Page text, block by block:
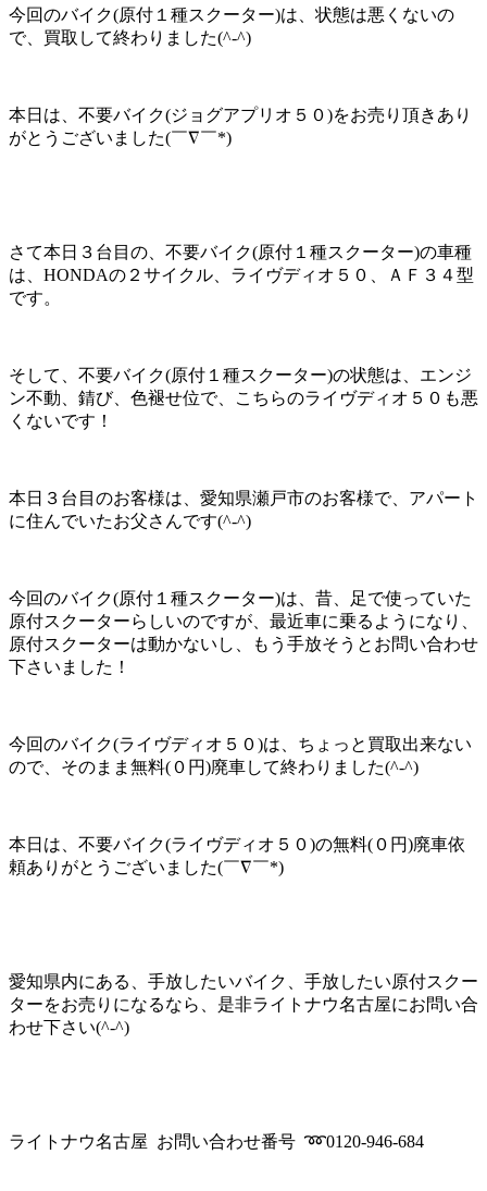
今回のバイク(原付１種スクーター)は、状態は悪くないの
で、買取して終わりました(^-^)
本日は、不要バイク(ジョグアプリオ５０)をお売り頂きあり
がとうございました(￣∇￣*)ゞ
さて本日３台目の、不要バイク(原付１種スクーター)の車種
は、HONDAの２サイクル、ライヴディオ５０、ＡＦ３４型
です。
そして、不要バイク(原付１種スクーター)の状態は、エンジ
ン不動、錆び、色褪せ位で、こちらのライヴディオ５０も悪
くないです！
本日３台目のお客様は、愛知県瀬戸市のお客様で、アパート
に住んでいたお父さんです(^-^)
今回のバイク(原付１種スクーター)は、昔、足で使っていた
原付スクーターらしいのですが、最近車に乗るようになり、
原付スクーターは動かないし、もう手放そうとお問い合わせ
下さいました！
今回のバイク(ライヴディオ５０)は、ちょっと買取出来ない
ので、そのまま無料(０円)廃車して終わりました(^-^)
本日は、不要バイク(ライヴディオ５０)の無料(０円)廃車依
頼ありがとうございました(￣∇￣*)ゞ
愛知県内にある、手放したいバイク、手放したい原付スクー
ターをお売りになるなら、是非ライトナウ名古屋にお問い合
わせ下さい(^-^)
ライトナウ名古屋 お問い合わせ番号 ➿0120-946-684